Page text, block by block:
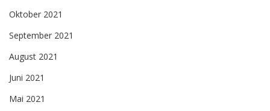
Oktober 2021
September 2021
August 2021
Juni 2021
Mai 2021